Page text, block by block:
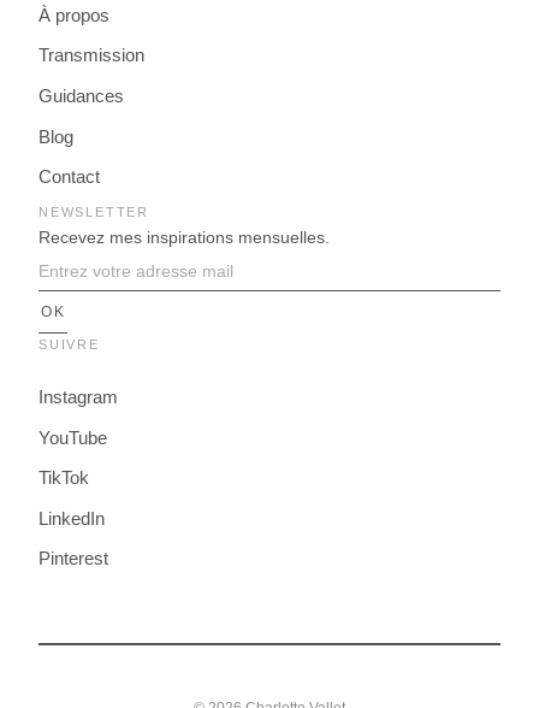
À propos
Transmission
Guidances
Blog
Contact
NEWSLETTER
Recevez mes inspirations mensuelles.
SUIVRE
Instagram
YouTube
TikTok
LinkedIn
Pinterest